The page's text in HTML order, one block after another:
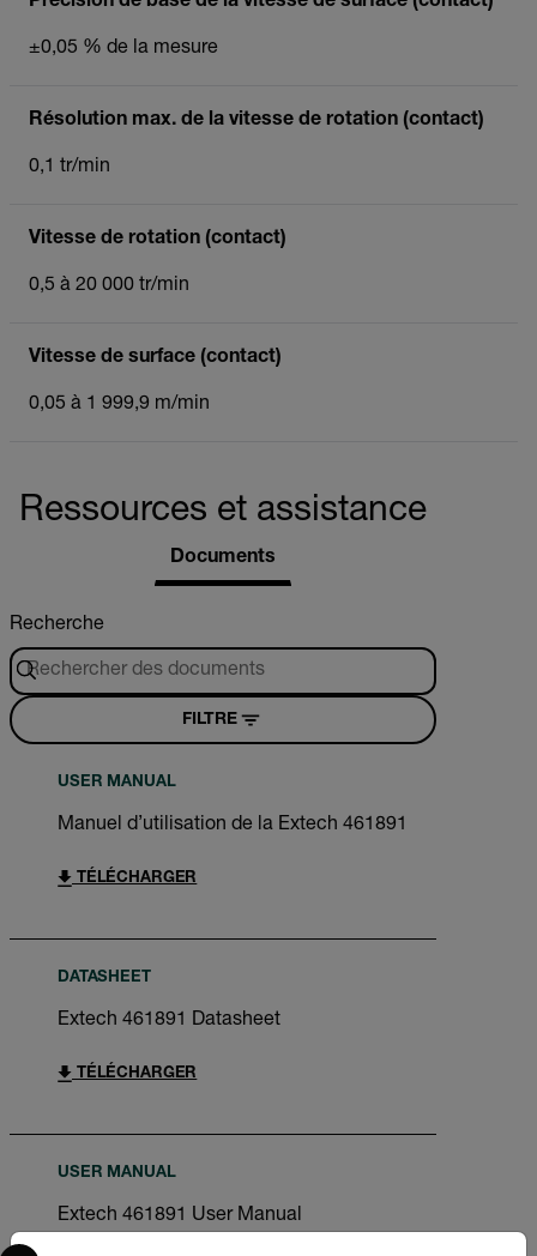
±0,05 % de la mesure
Résolution max. de la vitesse de rotation (contact)
0,1 tr/min
Vitesse de rotation (contact)
0,5 à 20 000 tr/min
Vitesse de surface (contact)
0,05 à 1 999,9 m/min
Ressources et assistance
Documents
Recherche
FILTRE
USER MANUAL
Manuel d’utilisation de la Extech 461891
TÉLÉCHARGER
DATASHEET
Extech 461891 Datasheet
TÉLÉCHARGER
USER MANUAL
Extech 461891 User Manual
Select your preferred country and language from the